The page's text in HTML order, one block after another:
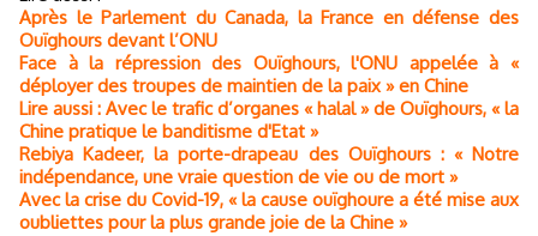
Après le Parlement du Canada, la France en défense des
Ouïghours devant l’ONU
Face à la répression des Ouïghours, l'ONU appelée à «
déployer des troupes de maintien de la paix » en Chine
Lire aussi : Avec le trafic d’organes « halal » de Ouïghours, « la
Chine pratique le banditisme d'Etat »
Rebiya Kadeer, la porte-drapeau des Ouïghours : « Notre
indépendance, une vraie question de vie ou de mort »
Avec la crise du Covid-19, « la cause ouïghoure a été mise aux
oubliettes pour la plus grande joie de la Chine »